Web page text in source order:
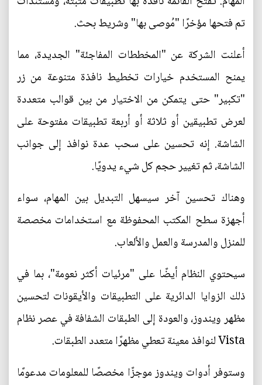
تم فتحها مؤخرًا "مُوصى بها" وشريط بحث.
أعلنت الشركة عن "المخططات المفاجئة" الجديدة، مما
يمنح المستخدم خيارات تخطيط نافذة متنوعة من زر
"تكبير" حتى يتمكن من الاختيار من بين قوالب متعددة
لعرض تطبيقين أو ثلاثة أو أربعة تطبيقات مفتوحة على
الشاشة. إنه تحسين على سحب عدة نوافذ إلى جوانب
الشاشة، ثم تغيير حجم كل شيء يدويًا.
وهناك تحسين آخر سيسهل التبديل بين المهام، سواء
أجهزة سطح المكتب المحفوظة مع استخدامات مخصصة
للمنزل والمدرسة والعمل والألعاب.
سيحتوي النظام أيضًا على "مرئيات أكثر نعومة"، بما في
ذلك الزوايا الدائرية على التطبيقات والأيقونات لتحسين
مظهر ويندوز، والعودة إلى الطبقات الشفافة في عصر نظام
Vista لنوافذ معينة تعطي مظهرًا متعدد الطبقات.
وستوفر أدوات ويندوز موجزًا مخصصًا للمعلومات مدعومًا